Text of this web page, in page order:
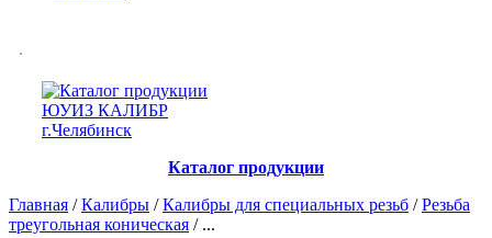
Каталог продукции
Главная /Калибры /Калибры для специальных резьб /Резьба
треугольная коническая / ...